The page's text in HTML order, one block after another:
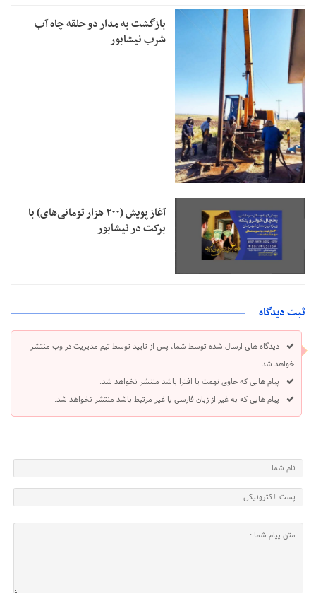
بازگشت به مدار دو حلقه چاه آب
شرب نیشابور
آغاز پویش (۲۰۰ هزار تومانی‌های) با
برکت در نیشابور
ثبت دیدگاه
دیدگاه های ارسال شده توسط شما، پس از تایید توسط تیم مدیریت در وب منتشر
خواهد شد.
پیام هایی که حاوی تهمت یا افترا باشد منتشر نخواهد شد.
پیام هایی که به غیر از زبان فارسی یا غیر مرتبط باشد منتشر نخواهد شد.